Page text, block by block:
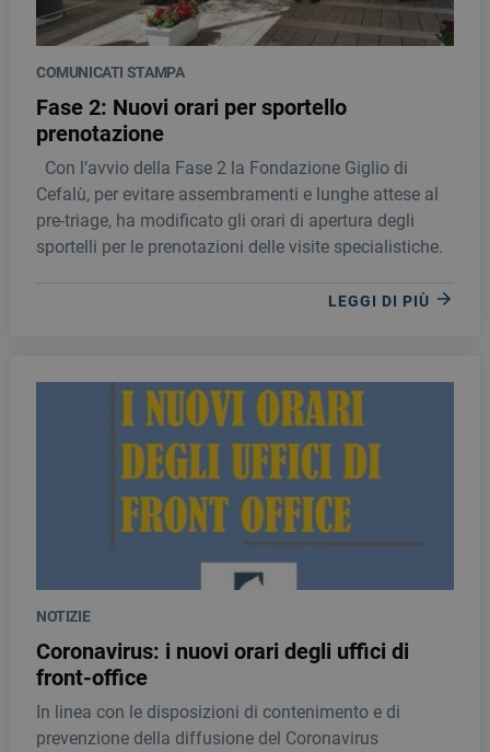
COMUNICATI STAMPA
Fase 2: Nuovi orari per sportello
prenotazione
Con l’avvio della Fase 2 la Fondazione Giglio di
Cefalù, per evitare assembramenti e lunghe attese al
pre-triage, ha modificato gli orari di apertura degli
sportelli per le prenotazioni delle visite specialistiche.
LEGGI DI PIÙ
NOTIZIE
Coronavirus: i nuovi orari degli uffici di
front-office
In linea con le disposizioni di contenimento e di
prevenzione della diffusione del Coronavirus